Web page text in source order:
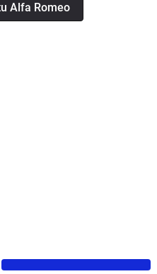
Alfa Romeo